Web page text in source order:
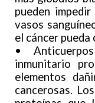
pueden
vasos
el cáncer pueda
•
inmunitario
elementos
cancerosas.